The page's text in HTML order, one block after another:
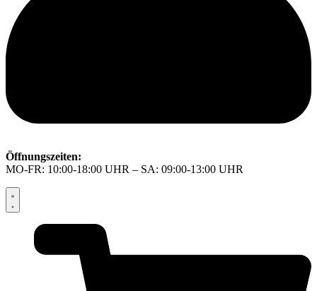
Öffnungszeiten:
MO-FR: 10:00-18:00 UHR – SA: 09:00-13:00 UHR